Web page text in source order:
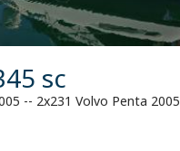
sc
-- 2x231 Volvo Penta 2005